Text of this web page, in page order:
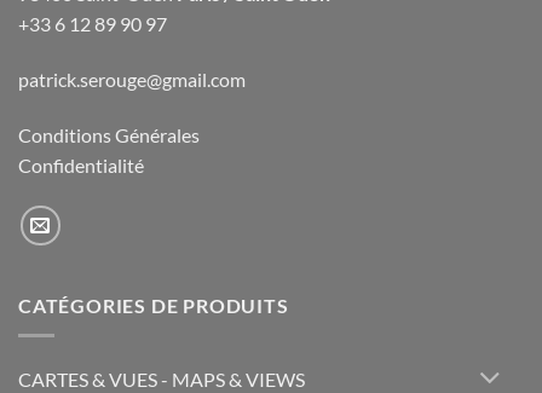
+33 6 12 89 90 97
patrick.serouge@gmail.com
Conditions Générales
Confidentialité
CATÉGORIES DE PRODUITS
CARTES & VUES - MAPS & VIEWS